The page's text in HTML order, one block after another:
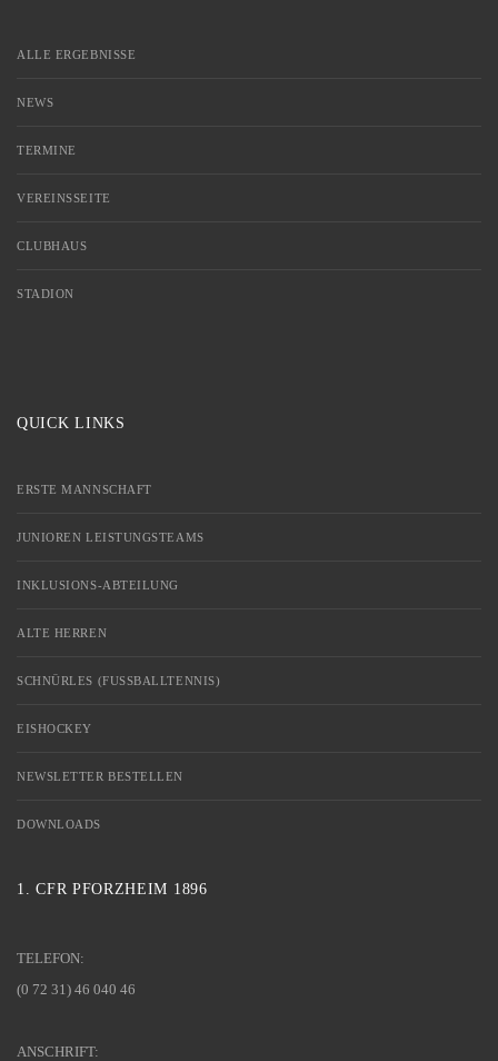
ALLE ERGEBNISSE
NEWS
TERMINE
VEREINSSEITE
CLUBHAUS
STADION
QUICK LINKS
ERSTE MANNSCHAFT
JUNIOREN LEISTUNGSTEAMS
INKLUSIONS-ABTEILUNG
ALTE HERREN
SCHNÜRLES (FUSSBALLTENNIS)
EISHOCKEY
NEWSLETTER BESTELLEN
DOWNLOADS
1. CFR PFORZHEIM 1896
TELEFON:
(0 72 31) 46 040 46
ANSCHRIFT: